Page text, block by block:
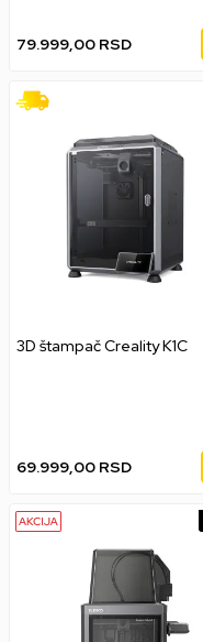
79.999,00 RSD
3D štampač Creality K1C
69.999,00 RSD